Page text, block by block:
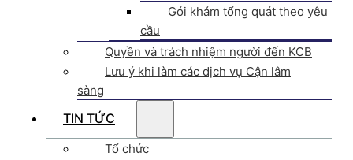
Gói khám tổng quát theo yêu
cầu
Quyền và trách nhiệm người đến KCB
Lưu ý khi làm các dịch vụ Cận lâm
sàng
TIN TỨC
Tổ chức